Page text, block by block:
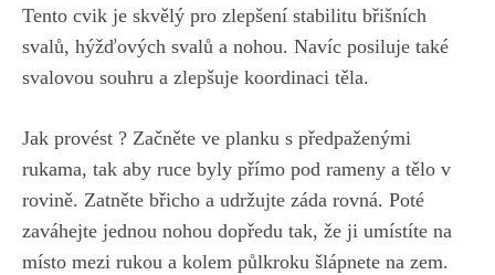
Tento cvik‍ je‌ skvělý pro zlepšení stabilitu břišních⁤
svalů, hýžďových svalů a ⁤nohou. Navíc posiluje také
svalovou‍ souhru a zlepšuje koordinaci těla.
Jak provést ? Začněte ve planku s předpaženými
rukama, tak aby ruce byly přímo pod ‍rameny⁣ a tělo v
rovině. Zatněte břicho a udržujte záda rovná. Poté⁢
zaváhejte jednou nohou ⁢dopředu ​tak, že ji umístíte na
⁢místo mezi rukou a kolem půlkroku šlápnete‍ na ‍zem.